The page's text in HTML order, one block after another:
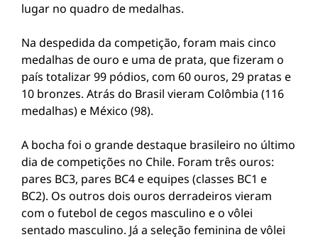
lugar no quadro de medalhas.
Na despedida da competição, foram mais cinco
medalhas de ouro e uma de prata, que fizeram o
país totalizar 99 pódios, com 60 ouros, 29 pratas e
10 bronzes. Atrás do Brasil vieram Colômbia (116
medalhas) e México (98).
A bocha foi o grande destaque brasileiro no último
dia de competições no Chile. Foram três ouros:
pares BC3, pares BC4 e equipes (classes BC1 e
BC2). Os outros dois ouros derradeiros vieram
com o futebol de cegos masculino e o vôlei
sentado masculino. Já a seleção feminina de vôlei